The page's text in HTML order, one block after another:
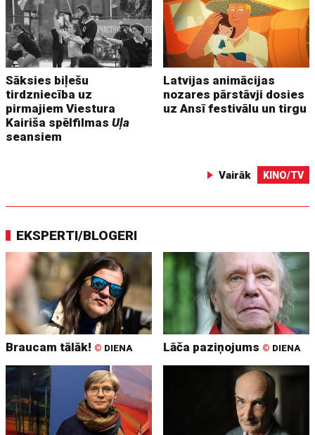
Sāksies biļešu
tirdzniecība uz
pirmajiem Viestura
Kairiša spēlfilmasUļa
seansiem
Latvijas animācijas
nozares pārstāvji dosies
uz Ansī festivālu un tirgu
Vairāk KINO/TV
EKSPERTI/BLOGERI
Braucam tālāk! © DIENA Lāča paziņojums © DIENA